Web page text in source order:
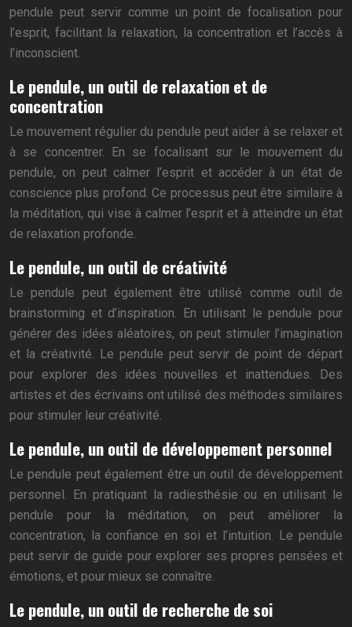
pendule peut servir comme un point de focalisation pour
l’esprit, facilitant la relaxation, la concentration et l’accès à
l’inconscient.
Le pendule, un outil de relaxation et de
concentration
Le mouvement régulier du pendule peut aider à se relaxer et
à se concentrer. En se focalisant sur le mouvement du
pendule, on peut calmer l’esprit et accéder à un état de
conscience plus profond. Ce processus peut être similaire à
la méditation, qui vise à calmer l’esprit et à atteindre un état
de relaxation profonde.
Le pendule, un outil de créativité
Le pendule peut également être utilisé comme outil de
brainstorming et d’inspiration. En utilisant le pendule pour
générer des idées aléatoires, on peut stimuler l’imagination
et la créativité. Le pendule peut servir de point de départ
pour explorer des idées nouvelles et inattendues. Des
artistes et des écrivains ont utilisé des méthodes similaires
pour stimuler leur créativité.
Le pendule, un outil de développement personnel
Le pendule peut également être un outil de développement
personnel. En pratiquant la radiesthésie ou en utilisant le
pendule pour la méditation, on peut améliorer la
concentration, la confiance en soi et l’intuition. Le pendule
peut servir de guide pour explorer ses propres pensées et
émotions, et pour mieux se connaître.
Le pendule, un outil de recherche de soi